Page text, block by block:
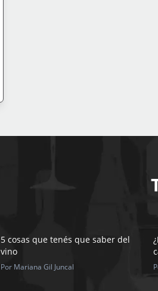
5 cosas que tenés que saber del
vino
Por Mariana Gil Juncal